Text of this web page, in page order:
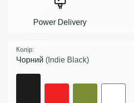
Power Delivery
Колір:
Чорний (Indie Black)